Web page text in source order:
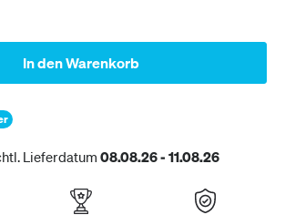
In den Warenkorb
Lieferdatum08.08.26 - 11.08.26